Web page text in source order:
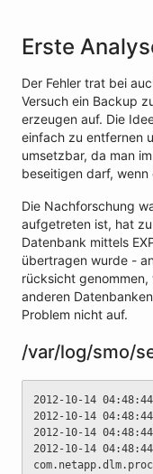
Erste
Der Fehler trat bei
Versuch ein Backup
erzeugen auf. Die
einfach zu entfernen
umsetzbar, da man
beseitigen darf,
Die Nachforschung
aufgetreten ist, hat
Datenbank mittels
übertragen wurde -
rücksicht
anderen
Problem nicht auf.
/var/log/smo/
2012-10-14
2012-10-14
2012-10-14
2012-10-14